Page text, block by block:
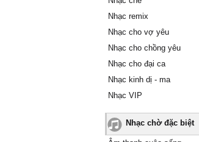
Nhạc remix
Nhạc cho vợ yêu
Nhạc cho chồng yêu
Nhạc cho đại ca
Nhạc kinh dị - ma
Nhạc VIP
Nhạc chờ đặc biệt